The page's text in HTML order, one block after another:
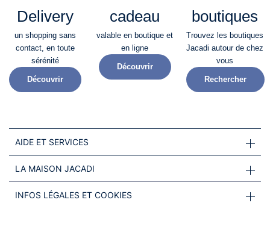
Delivery
un shopping sans
contact, en toute
sérénité​
Découvrir
cadeau
valable en boutique et
en ligne
Découvrir
boutiques
Trouvez les boutiques
Jacadi autour de chez
vous
Rechercher
AIDE ET SERVICES
LA MAISON JACADI
INFOS LÉGALES ET COOKIES